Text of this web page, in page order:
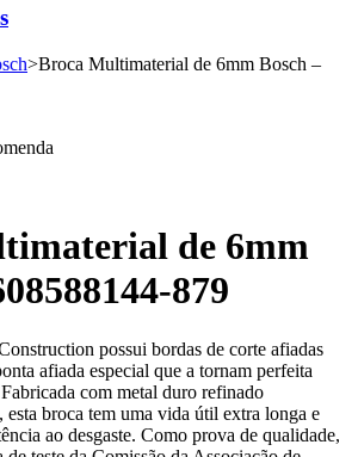
>Broca Multimaterial de 6mm Bosch –
de 6mm
879
possui bordas de corte afiadas
afiada especial que a tornam perfeita
com metal duro refinado
esta broca tem uma vida útil extra longa e
ao desgaste. Como prova de qualidade,